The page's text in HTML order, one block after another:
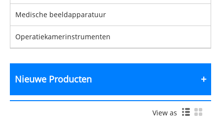
Medische beeldapparatuur
Operatiekamerinstrumenten
Nieuwe Producten
View as